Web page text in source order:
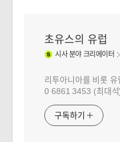
초유스의 유럽
시사분야 크리에이터
리투아니아를 비롯
0 6861 3453 (최대석
구독하기